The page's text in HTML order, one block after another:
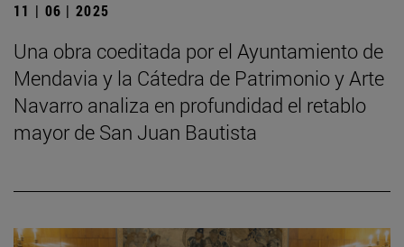
11 | 06 | 2025
Una obra coeditada por el Ayuntamiento de
Mendavia y la Cátedra de Patrimonio y Arte
Navarro analiza en profundidad el retablo
mayor de San Juan Bautista